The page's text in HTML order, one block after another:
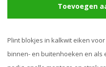
Toevoegen
Plint blokjes in kalkwit eiken
binnen- en buitenhoeken en als